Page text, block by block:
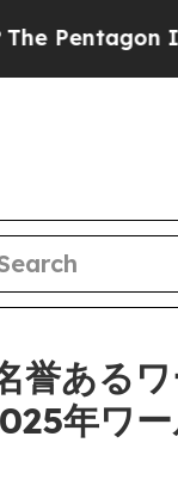
Posting
あるワ
年ワー